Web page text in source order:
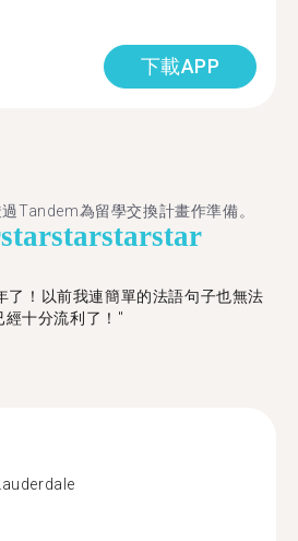
下載APP
Tandem為留學交換計畫作準備。
starstarstarstar
了！以前我連簡單的法語句子也無法
經十分流利了！"